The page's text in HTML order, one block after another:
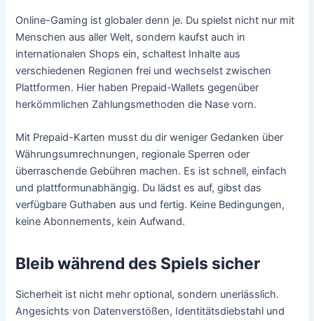
Online-Gaming ist globaler denn je. Du spielst nicht nur mit
Menschen aus aller Welt, sondern kaufst auch in
internationalen Shops ein, schaltest Inhalte aus
verschiedenen Regionen frei und wechselst zwischen
Plattformen. Hier haben Prepaid-Wallets gegenüber
herkömmlichen Zahlungsmethoden die Nase vorn.
Mit Prepaid-Karten musst du dir weniger Gedanken über
Währungsumrechnungen, regionale Sperren oder
überraschende Gebühren machen. Es ist schnell, einfach
und plattformunabhängig. Du lädst es auf, gibst das
verfügbare Guthaben aus und fertig. Keine Bedingungen,
keine Abonnements, kein Aufwand.
Bleib während des Spiels sicher
Sicherheit ist nicht mehr optional, sondern unerlässlich.
Angesichts von Datenverstößen, Identitätsdiebstahl und